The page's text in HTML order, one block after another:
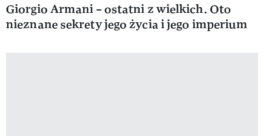
Giorgio Armani – ostatni z wielkich. Oto
nieznane sekrety jego życia i jego imperium